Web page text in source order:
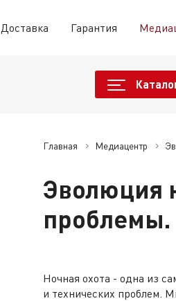
Доставка Гарантия
Главная Медиацентр
Эволюция
проблемы.
Ночная охота - одна из
и технических проблем.